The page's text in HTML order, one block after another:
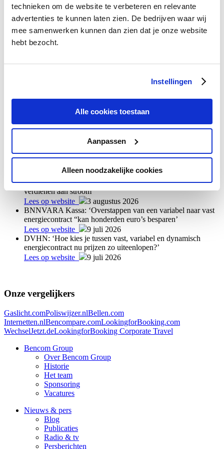
technieken om de website te verbeteren en relevante
advertenties te kunnen laten zien. De bedrijven waar wij
mee samenwerken kunnen dan zien dat je onze website
hebt bezocht.
Instellingen
Alle cookies toestaan
Aanpassen
Alleen noodzakelijke cookies
energiecontract. Dit blijkt uit analyse vanGaslicht.com.
Radio & tv
Persberichten
VacaturesBekijk alle vacatures
Bij de Bencom Group zijn we altijd op zoek naar mensen die onze
visie, ambitie en positieve energie delen.
Meer nieuws
Telegraaf: ‘Volgend jaar houd je honderden euro’s minder
over aan zonnepanelen: met dit alternatief kan je straks toch
verdienen aan stroom’
Lees op website
3 augustus 2026
BNNVARA Kassa: ‘Overstappen van een variabel naar vast
energiecontract “kan honderden euro’s besparen’
Lees op website
9 juli 2026
DVHN: ‘Hoe kies je tussen vast, variabel en dynamisch
energiecontract nu prijzen zo uiteenlopen?’
Lees op website
9 juli 2026
Onze vergelijkers
Gaslicht.comPoliswijzer.nlBellen.com
Internetten.nlBencompare.comLookingforBooking.com
WechselJetzt.deLookingforBooking Corporate Travel
Bencom Group
Over Bencom Group
Historie
Het team
Sponsoring
Vacatures
Nieuws & pers
Blog
Publicaties
Radio & tv
Persberichten